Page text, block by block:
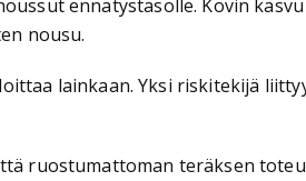
ennätystasolle. Kovin
nousu.
lainkaan. Yksi riskitekijä
ruostumattoman teräksen